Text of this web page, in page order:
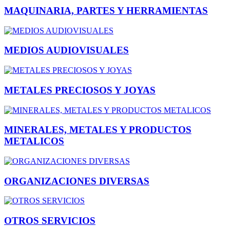
MAQUINARIA, PARTES Y HERRAMIENTAS
MEDIOS AUDIOVISUALES
METALES PRECIOSOS Y JOYAS
MINERALES, METALES Y PRODUCTOS
METALICOS
ORGANIZACIONES DIVERSAS
OTROS SERVICIOS